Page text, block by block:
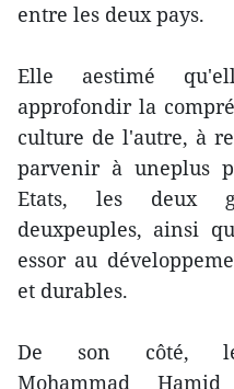
entre les deux pays.
Elle aestimé
approfondir la
culture de l'autre, à
parvenir à uneplus
Etats, les deux
deuxpeuples, ainsi
essor au
et durables.
De son côté,
Mohammad